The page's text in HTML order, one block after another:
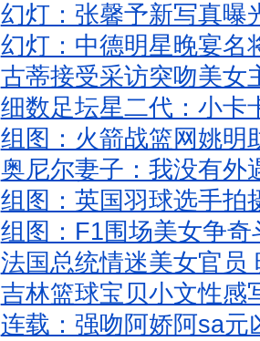
幻灯：张馨予新写真曝
幻灯：中德明星晚宴名
古蒂接受采访突吻美女
细数足坛星二代：小卡
组图：火箭战篮网姚明
奥尼尔妻子：我没有外
组图：英国羽球选手拍
组图：F1围场美女争
法国总统情迷美女官员
吉林篮球宝贝小文性感
连载：强吻阿娇阿sa元